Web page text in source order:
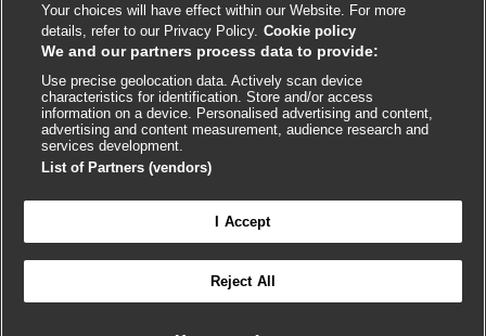
Conectar-se para acessar todo o BMJ Best Practice
windowwindowwindowwindowwindow

Your choices will have effect within our Website. For more
details, refer to our Privacy Policy. Cookie policy
We and our partners process data to provide:
Use precise geolocation data. Actively scan device
characteristics for identification. Store and/or access
information on a device. Personalised advertising and content,
advertising and content measurement, audience research and
services development.
List of Partners (vendors)
I Accept
Reject All